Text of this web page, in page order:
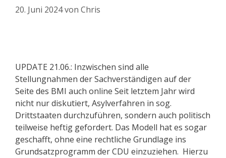
20. Juni 2024von Chris
UPDATE 21.06.: Inzwischen sind alle
Stellungnahmen der Sachverständigen auf der
Seite des BMI auch online Seit letztem Jahr wird
nicht nur diskutiert, Asylverfahren in sog.
Drittstaaten durchzuführen, sondern auch politisch
teilweise heftig gefordert. Das Modell hat es sogar
geschafft, ohne eine rechtliche Grundlage ins
Grundsatzprogramm der CDU einzuziehen. Hierzu